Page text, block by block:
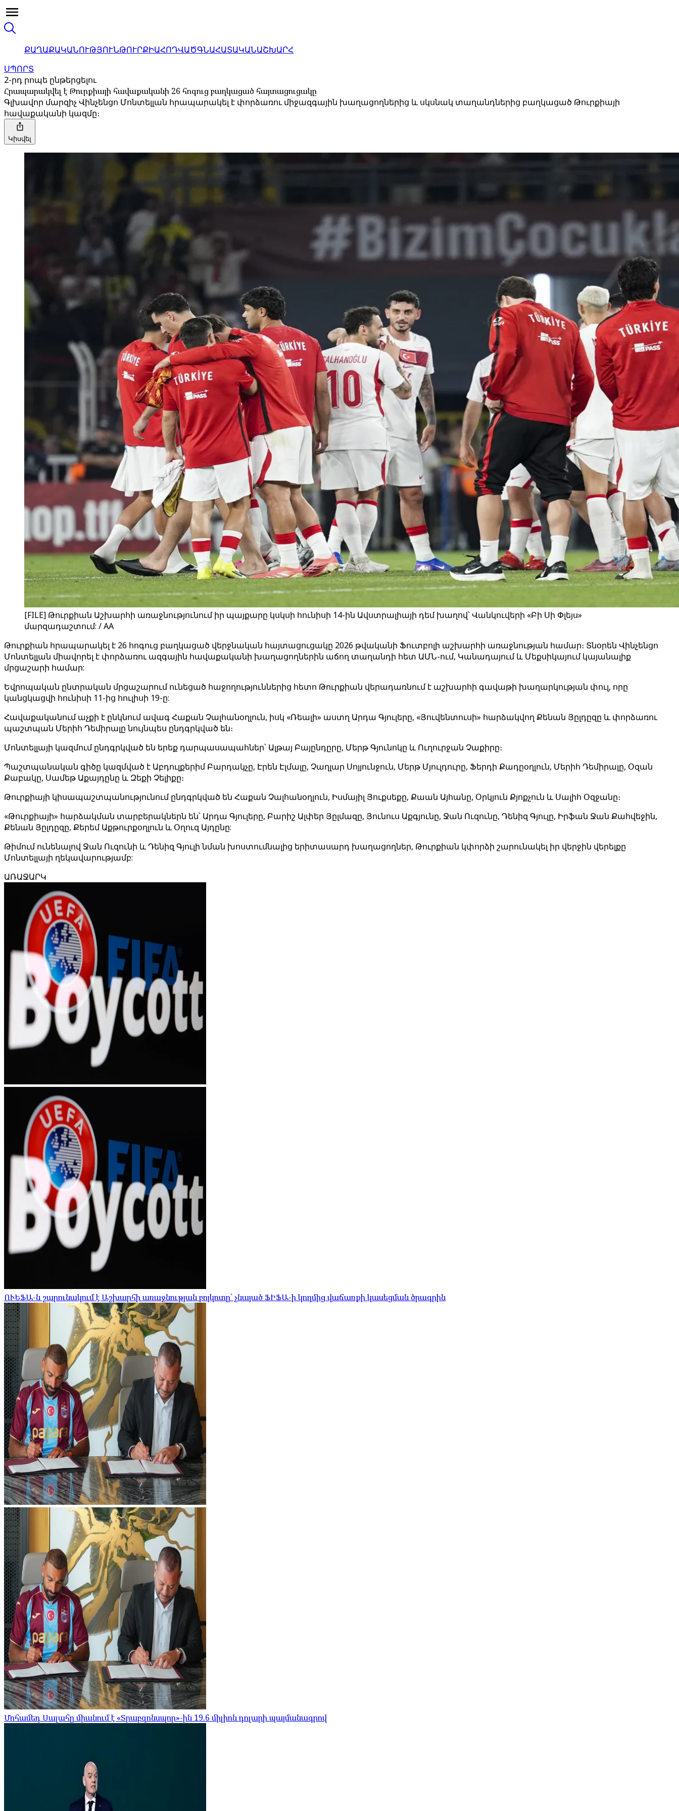
ՔԱՂԱՔԱԿԱՆՈՒԹՅՈՒՆԹՈՒՐՔԻԱՀՈԴՎԱԾԳՆԱՀԱՏԱԿԱՆԱՇԽԱՐՀ
ՍՊՈՐՏ
2-րդ րոպե ընթերցելու
Հրապարակվել է Թուրքիայի հավաքականի 26 հոգուց բաղկացած հայտացուցակը
Գլխավոր մարզիչ Վինչենցո Մոնտելլան հրապարակել է փորձառու միջազգային խաղացողներից և սկսնակ տաղանդներից բաղկացած Թուրքիայի
հավաքականի կազմը։
Կիսվել
[FILE] Թուրքիան Աշխարհի առաջնությունում իր պայքարը կսկսի հունիսի 14-ին Ավստրալիայի դեմ խաղով՝ Վանկուվերի «Բի Սի Փլեյս»
մարզադաշտում: / AA
Թուրքիան հրապարակել է 26 հոգուց բաղկացած վերջնական հայտացուցակը 2026 թվականի Ֆուտբոլի աշխարհի առաջնության համար։ Տնօրեն Վինչենցո
Մոնտելլան միավորել է փորձառու ազգային հավաքականի խաղացողներին աճող տաղանդի հետ ԱՄՆ-ում, Կանադայում և Մեքսիկայում կայանալիք
մրցաշարի համար:
Եվրոպական ընտրական մրցաշարում ունեցած հաջողություններից հետո Թուրքիան վերադառնում է աշխարհի գավաթի խաղարկության փուլ, որը
կանցկացվի հունիսի 11-ից հուլիսի 19-ը:
Հավաքականում աչքի է ընկնում ավագ Հաքան Չալհանօղլուն, իսկ «Ռեալի» աստղ Արդա Գյուլերը, «Յուվենտուսի» հարձակվող Քենան Յըլդըզը և փորձառու
պաշտպան Մերիհ Դեմիրալը նույնպես ընդգրկված են։
Մոնտելլայի կազմում ընդգրկված են երեք դարպասապահներ՝ Ալթայ Բայընդըրը, Մերթ Գյունոկը և Ուղուրջան Չաքիրը։
Պաշտպանական գիծը կազմված է Աբդուլքերիմ Բարդակչը, Էրեն Էլմալը, Չաղլար Սոյյունջուն, Մերթ Մյուլդուրը, Ֆերդի Քադըօղլուն, Մերիհ Դեմիրալը, Օզան
Քաբակը, Սամեթ Աքայդընը և Զեքի Չելիքը։
Թուրքիայի կիսապաշտպանությունում ընդգրկված են Հաքան Չալհանօղլուն, Իսմայիլ Յուքսեքը, Քաան Այհանը, Օրկյուն Քյոքչուն և Սալիհ Օզջանը։
«Թուրքիայի» հարձակման տարբերակներն են՝ Արդա Գյուլերը, Բարիշ Ալփեր Յըլմազը, Յունուս Աքգյունը, Ջան Ուզունը, Դենիզ Գյուլը, Իրֆան Ջան Քահվեջին,
Քենան Յըլդըզը, Քերեմ Աքթուրքօղլուն և Օղուզ Այդընը:
Թիմում ունենալով Ջան Ուզունի և Դենիզ Գյուլի նման խոստումնալից երիտասարդ խաղացողներ, Թուրքիան կփորձի շարունակել իր վերջին վերելքը
Մոնտելլայի ղեկավարությամբ:
ԱՌԱՋԱՐԿ
ՈՒԵՖԱ-ն շարունակում է Աշխարհի առաջնության բոյկոտը՝ չնայած ՖԻՖԱ-ի կողմից վաճառքի կասեցման ծրագրին
Մոհամեդ Սալահը միանում է «Տրաբզոնսպոր»-ին 19.6 միլիոն դոլարի պայմանագրով